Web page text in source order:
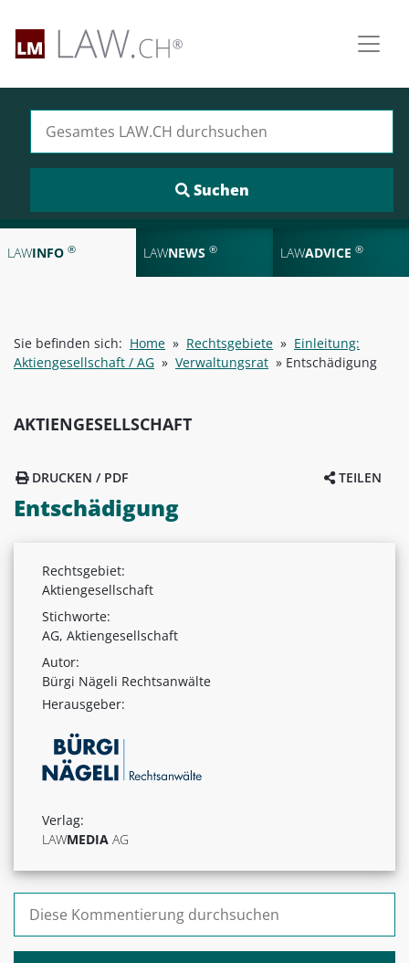
LAWINFO ® LAWNEWS ® LAWADVICE ®
Sie befinden sich: Home » Rechtsgebiete » Einleitung:
Aktiengesellschaft / AG » Verwaltungsrat » Entschädigung
AKTIENGESELLSCHAFT
TEILEN
DRUCKEN / PDF
Entschädigung
Rechtsgebiet:
Aktiengesellschaft
Stichworte:
AG, Aktiengesellschaft
Autor:
Bürgi Nägeli Rechtsanwälte
Herausgeber:
Verlag:
LAWMEDIA AG
Suchen nach: